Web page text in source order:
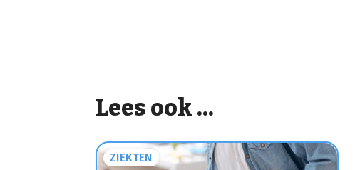
Lees ook ...
ZIEKTEN